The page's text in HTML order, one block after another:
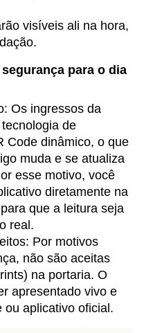
visíveis ali na hora,
para o dia
Os ingressos da
de
Code dinâmico, o que
muda e se atualiza
esse motivo, você
diretamente na
que a leitura seja
real.
Por motivos
não são aceitas
na portaria. O
apresentado vivo e
ou aplicativo oficial.